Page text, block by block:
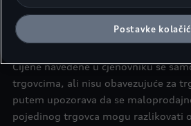
Napominjemo kako sve cijene
nisu maloprodajne cijene već
Cijene navedene u cjenovniku se
trgovcima, ali nisu obavezujuće za
putem upozorava da se
pojedinog trgovca mogu razlikovati
Postavke